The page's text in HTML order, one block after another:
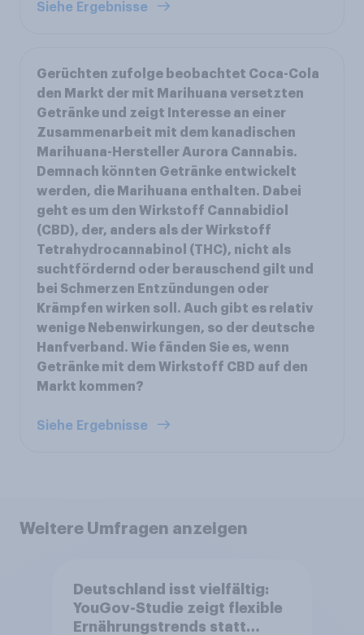
Siehe Ergebnisse
Gerüchten zufolge beobachtet Coca-Cola
den Markt der mit Marihuana versetzten
Getränke und zeigt Interesse an einer
Zusammenarbeit mit dem kanadischen
Marihuana-Hersteller Aurora Cannabis.
Demnach könnten Getränke entwickelt
werden, die Marihuana enthalten. Dabei
geht es um den Wirkstoff Cannabidiol
(CBD), der, anders als der Wirkstoff
Tetrahydrocannabinol (THC), nicht als
suchtfördernd oder berauschend gilt und
bei Schmerzen Entzündungen oder
Krämpfen wirken soll. Auch gibt es relativ
wenige Nebenwirkungen, so der deutsche
Hanfverband. Wie fänden Sie es, wenn
Getränke mit dem Wirkstoff CBD auf den
Markt kommen?
Siehe Ergebnisse
Weitere Umfragen anzeigen
Deutschland isst vielfältig:
YouGov-Studie zeigt flexible
Ernährungstrends statt